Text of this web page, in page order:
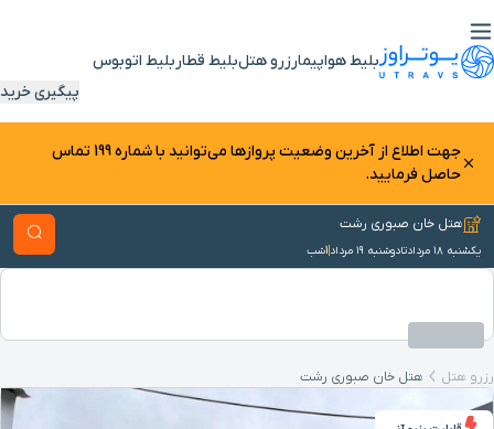
بلیط هواپیمارزرو هتلبلیط قطار بلیط اتوبوس
پیگیری خرید
جهت اطلاع از آخرین وضعیت پرواز‌ها می‌توانید با شماره 199 تماس
حاصل فرمایید.
هتل خان صبوری رشت
یکشنبه ۱۸ مرداد تادوشنبه ۱۹ مرداد 1شب
رزرو هتل هتل خان صبوری رشت